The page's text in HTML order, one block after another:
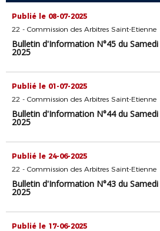
Publié le 08-07-2025
22 - Commission des Arbitres Saint-Etienne
Bulletin d'Information N°45 du Samedi
2025
Publié le 01-07-2025
22 - Commission des Arbitres Saint-Etienne
Bulletin d'Information N°44 du Samedi
2025
Publié le 24-06-2025
22 - Commission des Arbitres Saint-Etienne
Bulletin d'Information N°43 du Samedi
2025
Publié le 17-06-2025